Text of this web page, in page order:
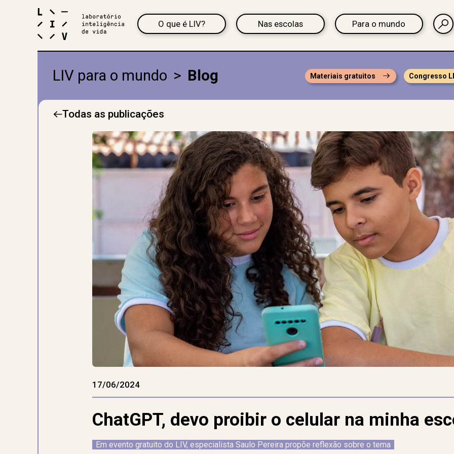
O que é LIV? Nas escolas Para o mundo
LIV para o mundo > Blog Materiais gratuitos Congresso
Todas as publicações
17/06/2024
ChatGPT, devo proibir o celular na minha
Em evento gratuito do LIV, especialista Saulo Pereira propõe reflexão sobre o tema